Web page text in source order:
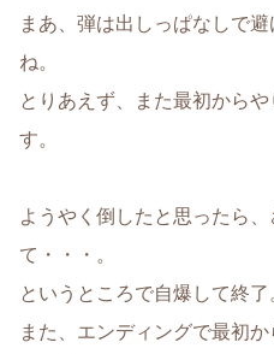
まあ、弾は出しっぱなしで
ね。
とりあえず、また最初から
す。
ようやく倒したと思ったら
て・・・。
というところで自爆して終了。
また、エンディングで最初